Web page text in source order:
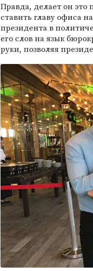
Правда, делает он
ставить главу офиса
президента в
его слов на язык
руки, позволяя